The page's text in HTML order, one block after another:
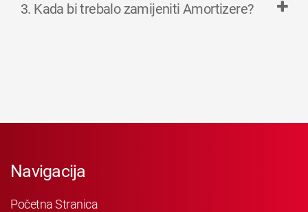
3. Kada bi trebalo zamijeniti Amortizere?
Navigacija
Početna Stranica